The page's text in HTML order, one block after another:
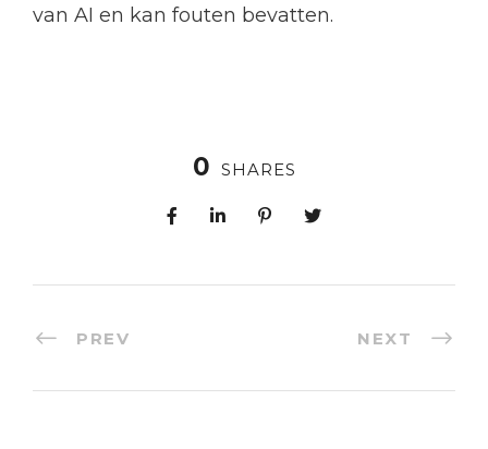
van AI en kan fouten bevatten.
0 SHARES
PREV NEXT